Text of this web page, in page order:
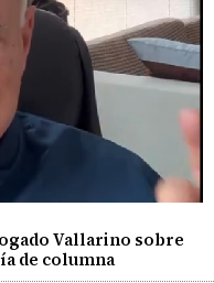
Vallarino sobre
de columna